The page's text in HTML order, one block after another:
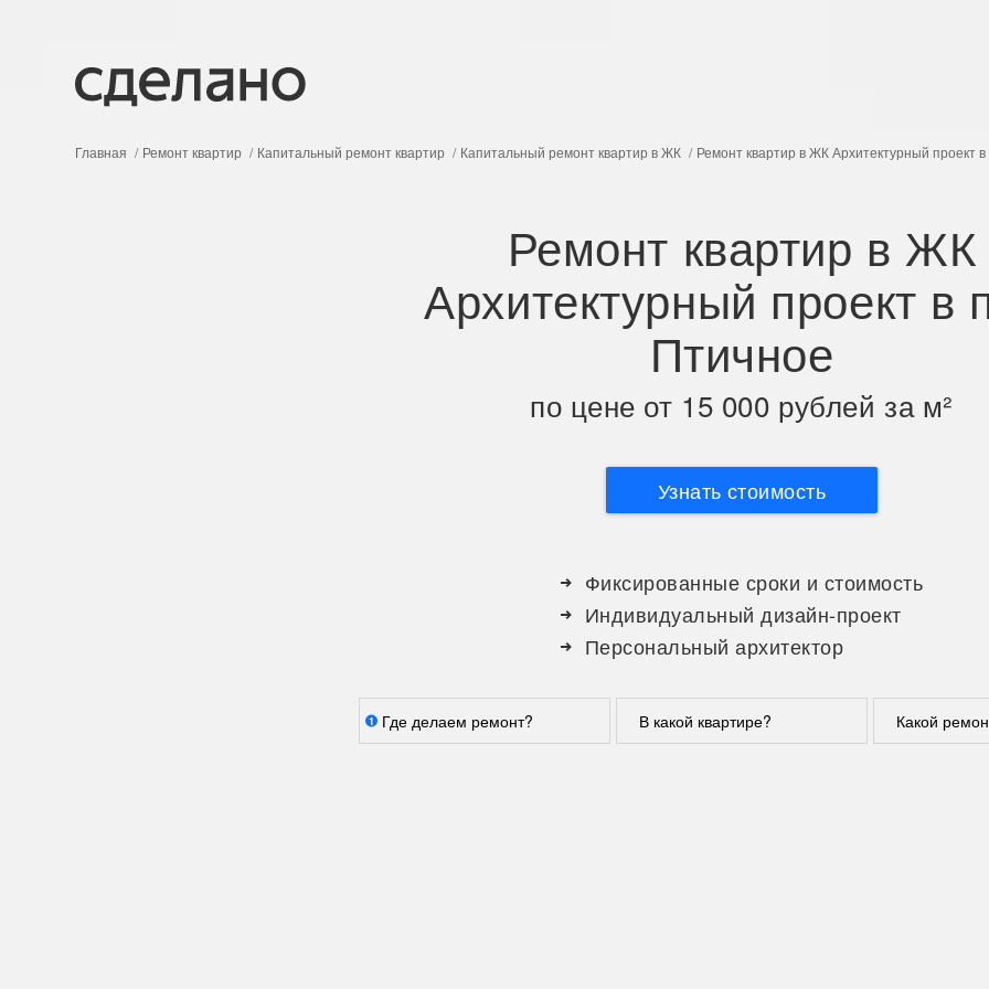
Главная Ремонт квартир Капитальный ремонт квартир Капитальный ремонт квартир в ЖК Ремонт квартир в ЖК Архитектурный проект
Ремонт квартир в ЖК
Архитектурный проект в
Птичное
по цене от 15 000 рублей за м²
Узнать стоимость
Фиксированные сроки и стоимость
Индивидуальный дизайн-проект
Персональный архитектор
Где делаем ремонт?
1 В какой квартире? Какой